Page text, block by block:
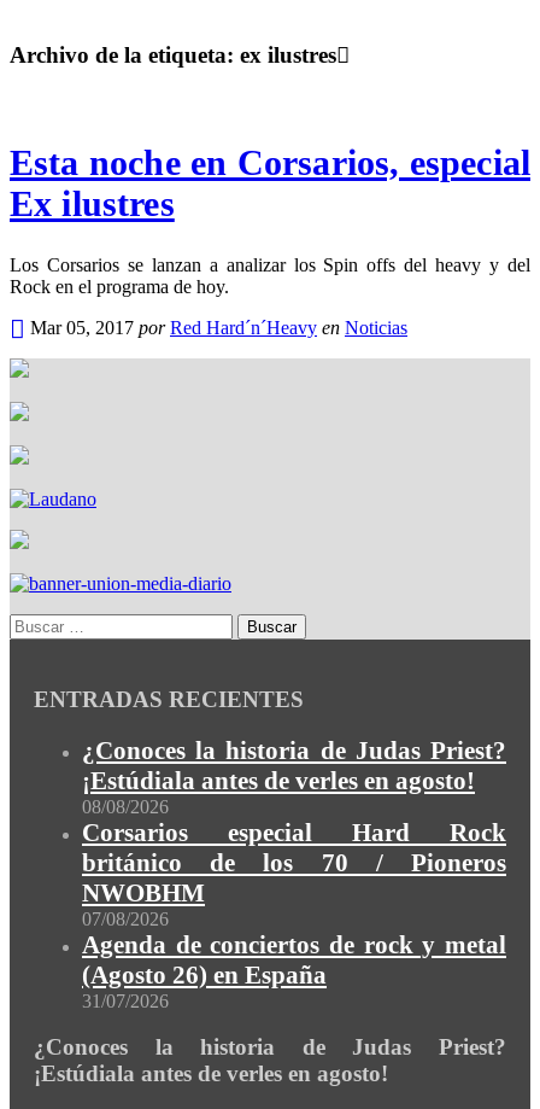
Archivo de la etiqueta: ex ilustres
Esta noche en Corsarios, especial
Ex ilustres
Los Corsarios se lanzan a analizar los Spin offs del heavy y del
Rock en el programa de hoy.
Mar 05, 2017 por Red Hard´n´Heavy en Noticias
ENTRADAS RECIENTES
¿Conoces la historia de Judas Priest?
¡Estúdiala antes de verles en agosto!
08/08/2026
Corsarios especial Hard Rock
británico de los 70 / Pioneros
NWOBHM
07/08/2026
Agenda de conciertos de rock y metal
(Agosto 26) en España
31/07/2026
¿Conoces la historia de Judas Priest?
¡Estúdiala antes de verles en agosto!